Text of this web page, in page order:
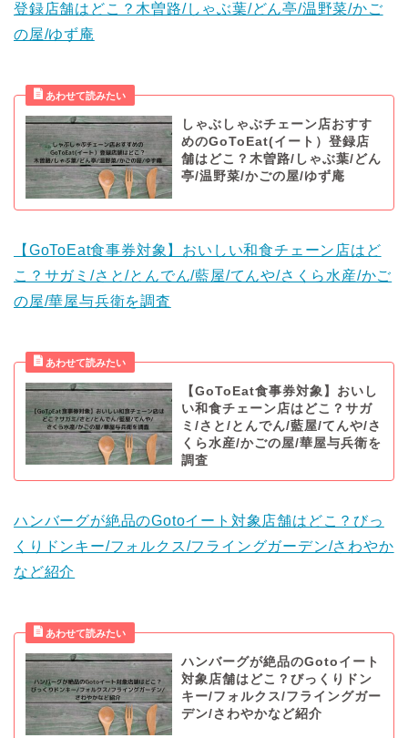
登録店舗はどこ？木曽路/しゃぶ葉/どん亭/温野菜/かご
の屋/ゆず庵
しゃぶしゃぶチェーン店おすす
めのGoToEat(イート）登録店
舗はどこ？木曽路/しゃぶ葉/どん
亭/温野菜/かごの屋/ゆず庵
【GoToEat食事券対象】おいしい和食チェーン店はど
こ？サガミ/さと/とんでん/藍屋/てんや/さくら水産/かご
の屋/華屋与兵衛を調査
【GoToEat食事券対象】おいし
い和食チェーン店はどこ？サガ
ミ/さと/とんでん/藍屋/てんや/さ
くら水産/かごの屋/華屋与兵衛を
調査
ハンバーグが絶品のGotoイート対象店舗はどこ？びっ
くりドンキー/フォルクス/フライングガーデン/さわやか
など紹介
ハンバーグが絶品のGotoイート
対象店舗はどこ？びっくりドン
キー/フォルクス/フライングガー
デン/さわやかなど紹介